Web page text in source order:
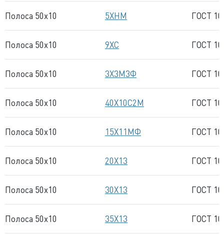
Полоса 50x10 5ХНМ ГОСТ
Полоса 50x10 9ХС ГОСТ
Полоса 50x10 3Х3М3Ф ГОСТ
Полоса 50x10 40Х10С2М ГОСТ
Полоса 50x10 15Х11МФ ГОСТ
Полоса 50x10 20Х13 ГОСТ
Полоса 50x10 30Х13 ГОСТ
Полоса 50x10 35Х13 ГОСТ